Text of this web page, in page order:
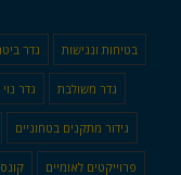
בטיחות ונגישות גדר
גדר משולבת גדר נוי
גידור מתקנים בטחוניים
פרוייקטים לאומיים